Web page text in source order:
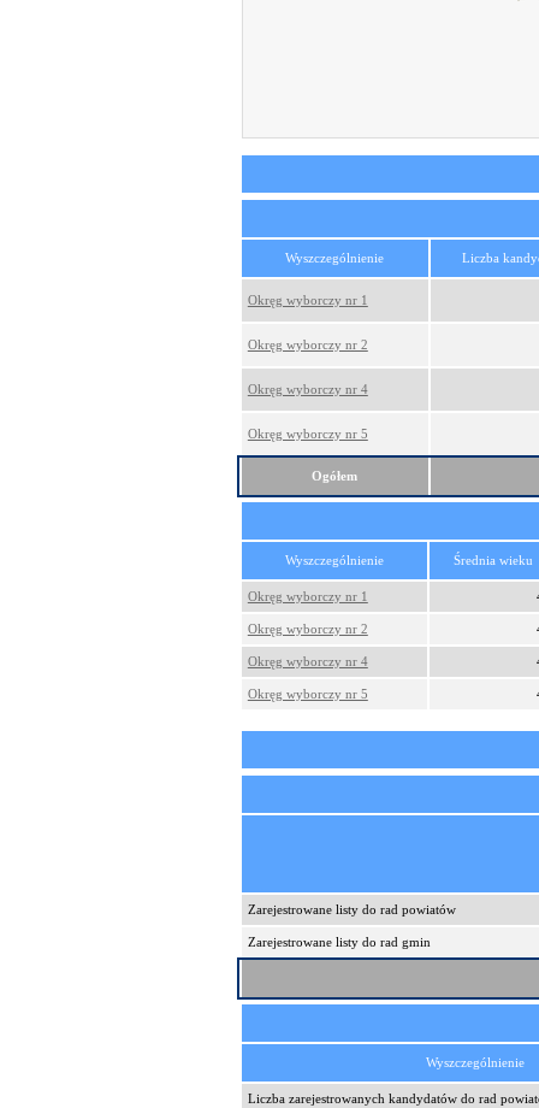
Wyszczególnienie Liczba
Okręg wyborczy nr 1
Okręg wyborczy nr 2
Okręg wyborczy nr 4
Okręg wyborczy nr 5
Ogółem
Wyszczególnienie Średnia wieku
Okręg wyborczy nr 1
Okręg wyborczy nr 2
Okręg wyborczy nr 4
Okręg wyborczy nr 5
Zarejestrowane listy do rad powiatów
Zarejestrowane listy do rad gmin
Wyszczególnienie
Liczba zarejestrowanych kandydatów do rad